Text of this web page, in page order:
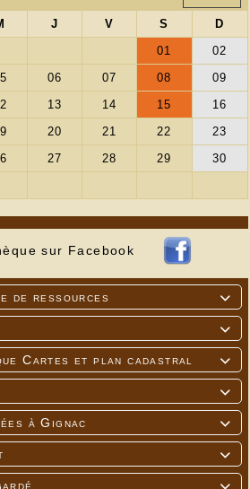
sur Facebook

de ressources


Cartes et plan cadastral


à Gignac
